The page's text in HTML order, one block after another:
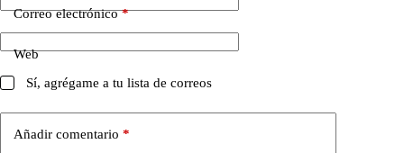
Correo electrónico*
Web
Sí, agrégame a tu lista de correos
Añadir comentario *